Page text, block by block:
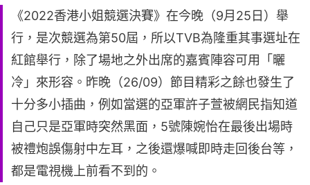
《2022香港小姐競選決賽》在今晚（9月25日）舉
行，是次競選為第50屆，所以TVB為隆重其事選址在
紅館舉行，除了場地之外出席的嘉賓陣容可用「曬
冷」來形容。昨晚（26/09）節目精彩之餘也發生了
十分多小插曲，例如當選的亞軍許子萱被網民指知道
自己只是亞軍時突然黑面，5號陳婉怡在最後出場時
被禮炮誤傷射中左耳，之後還爆喊即時走回後台等，
都是電視機上前看不到的。